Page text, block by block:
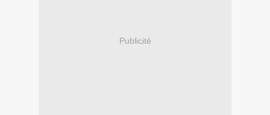
Publicité